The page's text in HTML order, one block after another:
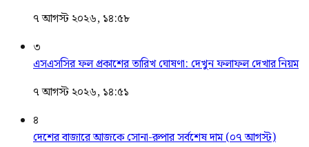
৭ আগস্ট ২০২৬, ১৪:৫৮
৩
এসএসসির ফল প্রকাশের তারিখ ঘোষণা: দেখুন ফলাফল দেখার নিয়ম
৭ আগস্ট ২০২৬, ১৪:৫১
৪
দেশের বাজারে আজকে সোনা-রুপার সর্বশেষ দাম (০৭ আগস্ট)